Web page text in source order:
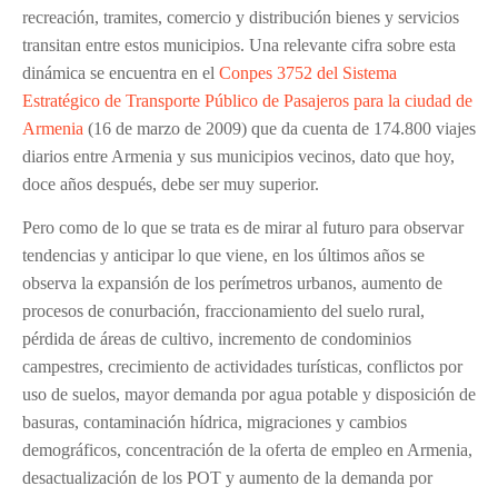
recreación, tramites, comercio y distribución bienes y servicios
transitan entre estos municipios. Una relevante cifra sobre esta
dinámica se encuentra en el Conpes 3752 del Sistema
Estratégico de Transporte Público de Pasajeros para la ciudad de
Armenia (16 de marzo de 2009) que da cuenta de 174.800 viajes
diarios entre Armenia y sus municipios vecinos, dato que hoy,
doce años después, debe ser muy superior.
Pero como de lo que se trata es de mirar al futuro para observar
tendencias y anticipar lo que viene, en los últimos años se
observa la expansión de los perímetros urbanos, aumento de
procesos de conurbación, fraccionamiento del suelo rural,
pérdida de áreas de cultivo, incremento de condominios
campestres, crecimiento de actividades turísticas, conflictos por
uso de suelos, mayor demanda por agua potable y disposición de
basuras, contaminación hídrica, migraciones y cambios
demográficos, concentración de la oferta de empleo en Armenia,
desactualización de los POT y aumento de la demanda por